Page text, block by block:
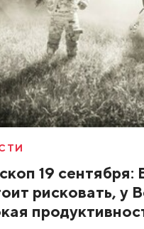
19 сентября:
рисковать, у